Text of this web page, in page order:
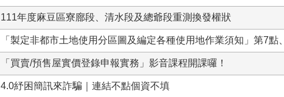
111年度麻豆區寮廍段、清水段及總爺段重測換發權狀
「製定非都市土地使用分區圖及編定各種使用地作業須知」第7
「買賣/預售屋實價登錄申報實務」影音課程開課囉！
4.0紓困簡訊來詐騙｜連結不點個資不填